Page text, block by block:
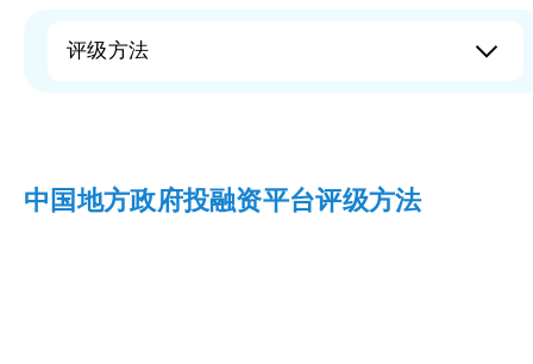
评级方法
中国地方政府投融资平台评级方法